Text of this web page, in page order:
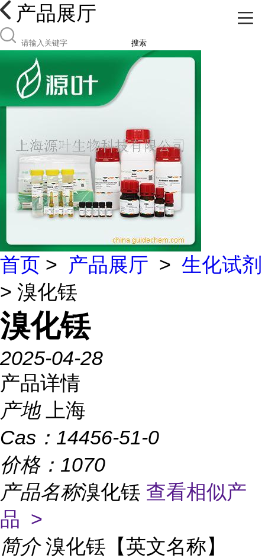
产品展厅
搜索
首页 > 产品展厅 > 生化试剂
> 溴化铥
溴化铥
2025-04-28
产品详情
产地
上海
Cas： 14456-51-0
价格： 1070
产品名称溴化铥 查看相似产
品 >
简介 溴化铥【英文名称】